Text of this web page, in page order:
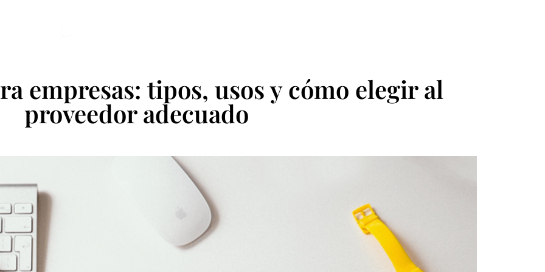
empresas: tipos, usos y cómo elegir al
proveedor adecuado